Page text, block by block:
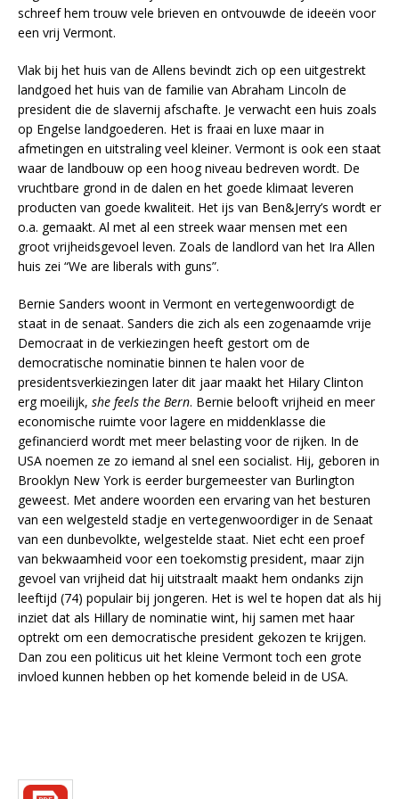
schreef hem trouw vele brieven en ontvouwde de ideeën voor
een vrij Vermont.
Vlak bij het huis van de Allens bevindt zich op een uitgestrekt
landgoed het huis van de familie van Abraham Lincoln de
president die de slavernij afschafte. Je verwacht een huis zoals
op Engelse landgoederen. Het is fraai en luxe maar in
afmetingen en uitstraling veel kleiner. Vermont is ook een staat
waar de landbouw op een hoog niveau bedreven wordt. De
vruchtbare grond in de dalen en het goede klimaat leveren
producten van goede kwaliteit. Het ijs van Ben&Jerry’s wordt er
o.a. gemaakt. Al met al een streek waar mensen met een
groot vrijheidsgevoel leven. Zoals de landlord van het Ira Allen
huis zei “We are liberals with guns”.
Bernie Sanders woont in Vermont en vertegenwoordigt de
staat in de senaat. Sanders die zich als een zogenaamde vrije
Democraat in de verkiezingen heeft gestort om de
democratische nominatie binnen te halen voor de
presidentsverkiezingen later dit jaar maakt het Hilary Clinton
erg moeilijk, she feels the Bern. Bernie belooft vrijheid en meer
economische ruimte voor lagere en middenklasse die
gefinancierd wordt met meer belasting voor de rijken. In de
USA noemen ze zo iemand al snel een socialist. Hij, geboren in
Brooklyn New York is eerder burgemeester van Burlington
geweest. Met andere woorden een ervaring van het besturen
van een welgesteld stadje en vertegenwoordiger in de Senaat
van een dunbevolkte, welgestelde staat. Niet echt een proef
van bekwaamheid voor een toekomstig president, maar zijn
gevoel van vrijheid dat hij uitstraalt maakt hem ondanks zijn
leeftijd (74) populair bij jongeren. Het is wel te hopen dat als hij
inziet dat als Hillary de nominatie wint, hij samen met haar
optrekt om een democratische president gekozen te krijgen.
Dan zou een politicus uit het kleine Vermont toch een grote
invloed kunnen hebben op het komende beleid in de USA.